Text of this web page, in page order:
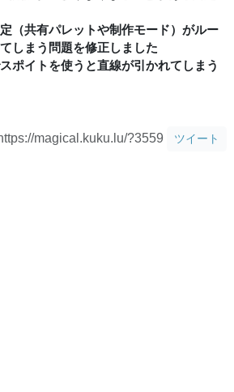
（共有パレットや制作モード）がルー
しまう問題を修正しました
ポイトを使うと直線が引かれてしまう
magical.kuku.lu/?3559 ツイート